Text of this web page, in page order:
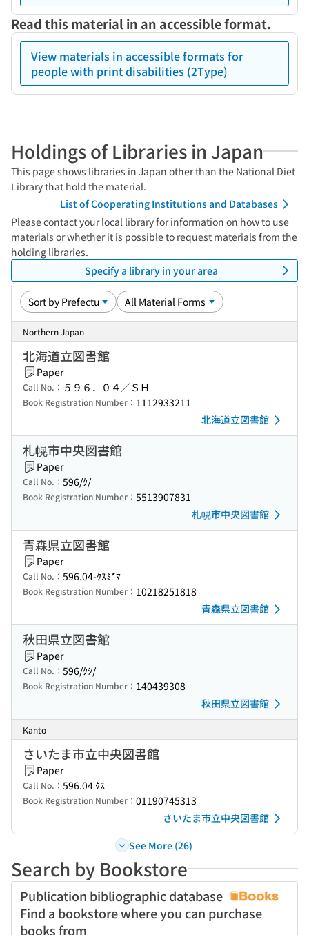
Read this material in an accessible format.
View materials in accessible formats for
people with print disabilities (2Type)
Holdings of Libraries in Japan
This page shows libraries in Japan other than the National Diet
Library that hold the material.
List of Cooperating Institutions and Databases
Please contact your local library for information on how to use
materials or whether it is possible to request materials from the
holding libraries.
Specify a library in your area
Northern Japan
北海道立図書館
Paper
Call No.： ５９６．０４／ＳＨ
Book Registration Number： 1112933211
北海道立図書館
札幌市中央図書館
Paper
Call No.： 596/ｸ/
Book Registration Number： 5513907831
札幌市中央図書館
青森県立図書館
Paper
Call No.： 596.04-ｸｽﾐ*ﾏ
Book Registration Number： 10218251818
青森県立図書館
秋田県立図書館
Paper
Call No.： 596/ｸｼ/
Book Registration Number： 140439308
秋田県立図書館
Kanto
さいたま市立中央図書館
Paper
Call No.： 596.04 ｸｽ
Book Registration Number： 01190745313
さいたま市立中央図書館
See More (26)
Search by Bookstore
Publication bibliographic database
Find a bookstore where you can purchase
books from